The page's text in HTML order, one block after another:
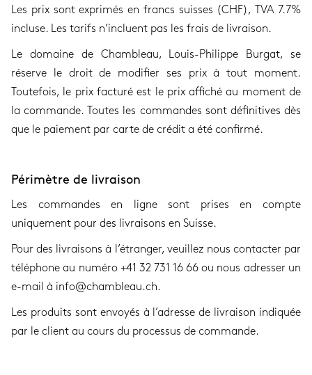
Les prix sont exprimés en francs suisses (CHF), TVA 7.7%
incluse. Les tarifs n’incluent pas les frais de livraison.
Le domaine de Chambleau, Louis-Philippe Burgat, se
réserve le droit de modifier ses prix à tout moment.
Toutefois, le prix facturé est le prix affiché au moment de
la commande. Toutes les commandes sont définitives dès
que le paiement par carte de crédit a été confirmé.
Périmètre de livraison
Les commandes en ligne sont prises en compte
uniquement pour des livraisons en Suisse.
Pour des livraisons à l’étranger, veuillez nous contacter par
téléphone au numéro +41 32 731 16 66 ou nous adresser un
e-mail à info@chambleau.ch.
Les produits sont envoyés à l’adresse de livraison indiquée
par le client au cours du processus de commande.